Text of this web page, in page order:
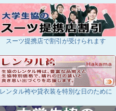
スーツ提携店で割引が受けられます
レンタル袴や貸衣装を特別な日のために